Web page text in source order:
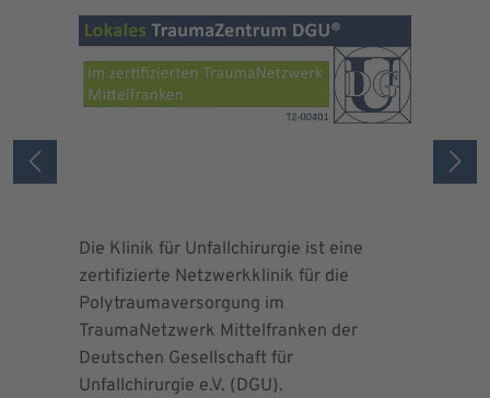
Die Klinik für Unfallchirurgie ist eine
zertifizierte Netzwerkklinik für die
Polytraumaversorgung im
TraumaNetzwerk Mittelfranken der
Deutschen Gesellschaft für
Unfallchirurgie e.V. (DGU).